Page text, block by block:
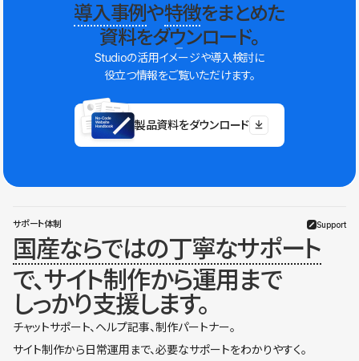
導入事例や特徴をまとめた
資料をダウンロード。
Studioの活用イメージや導入検討に
役立つ情報をご覧いただけます。
製品資料をダウンロード
サポート体制 Support
国産ならではの丁寧なサポート
で、サイト制作から運用まで
しっかり支援します。
チャットサポート、ヘルプ記事、制作パートナー。
サイト制作から日常運用まで、必要なサポートをわかりやすく。